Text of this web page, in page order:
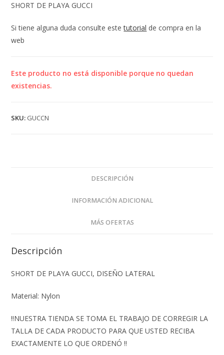
SHORT DE PLAYA GUCCI
Si tiene alguna duda consulte estetutorial de compra en la
web
Este producto no está disponible porque no quedan
existencias.
SKU: GUCCN
DESCRIPCIÓN
INFORMACIÓN ADICIONAL
MÁS OFERTAS
Descripción
SHORT DE PLAYA GUCCI, DISEÑO LATERAL
Material: Nylon
‼️NUESTRA TIENDA SE TOMA EL TRABAJO DE CORREGIR LA
TALLA DE CADA PRODUCTO PARA QUE USTED RECIBA
EXACTAMENTE LO QUE ORDENÓ ‼️